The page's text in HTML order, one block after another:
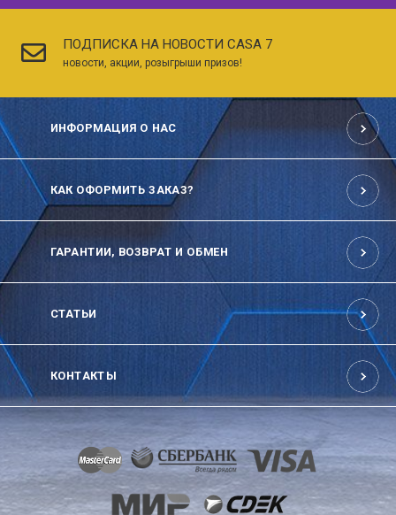
ПОДПИСКА НА НОВОСТИ CASA 7
новости, акции, розыгрыши призов!
ИНФОРМАЦИЯ О НАС
КАК ОФОРМИТЬ ЗАКАЗ?
ГАРАНТИИ, ВОЗВРАТ И ОБМЕН
СТАТЬИ
КОНТАКТЫ